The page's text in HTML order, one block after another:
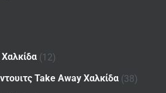
(12)
Take Away Χαλκίδα (38)